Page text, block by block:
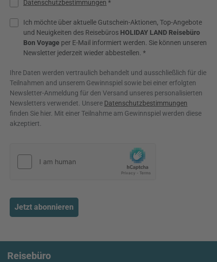
Datenschutzbestimmungen *
Ich möchte über aktuelle Gutschein-Aktionen, Top-Angebote
und Neuigkeiten des Reisebüros HOLIDAY LAND Reisebüro
Bon Voyage per E-Mail informiert werden. Sie können unseren
Newsletter jederzeit wieder abbestellen. *
Ihre Daten werden vertraulich behandelt und ausschließlich für die
Teilnahmen and unserem Gewinnspiel sowie bei einer erfolgten
Newsletter-Anmeldung für den Versand unseres personalisierten
Newsletters verwendet. Unsere Datenschutzbestimmungen
finden Sie hier. Mit einer Teilnahme am Gewinnspiel werden diese
akzeptiert.
Jetzt abonnieren
Reisebüro